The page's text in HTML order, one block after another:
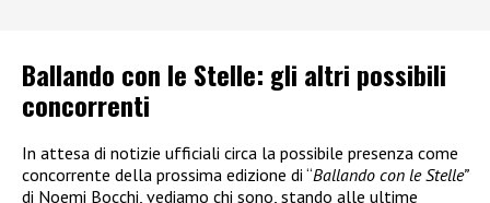
Ballando con le Stelle: gli altri possibili
concorrenti
In attesa di notizie ufficiali circa la possibile presenza come
concorrente della prossima edizione di “Ballando con le Stelle”
di Noemi Bocchi, vediamo chi sono, stando alle ultime